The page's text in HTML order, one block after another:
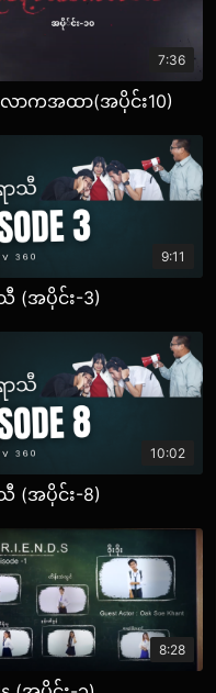
7:36
ာကအထာ(အပိုင်း10)
9:11
(အပိုင်း-3)
10:02
(အပိုင်း-8)
8:28